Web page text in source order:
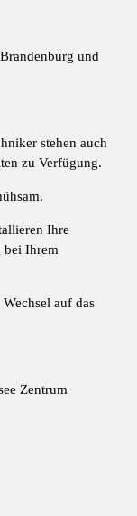
und
stehen auch
zu Verfügung.
Ihre
bei Ihrem
auf das
Zentrum